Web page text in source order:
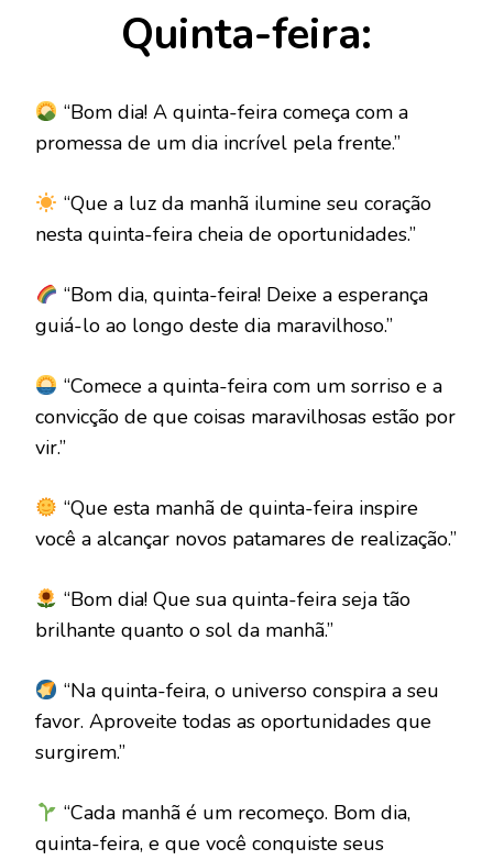
Quinta-feira:
“Bom dia! A quinta-feira começa com a
promessa de um dia incrível pela frente.”
“Que a luz da manhã ilumine seu coração
nesta quinta-feira cheia de oportunidades.”
“Bom dia, quinta-feira! Deixe a esperança
guiá-lo ao longo deste dia maravilhoso.”
“Comece a quinta-feira com um sorriso e a
convicção de que coisas maravilhosas estão por
vir.”
“Que esta manhã de quinta-feira inspire
você a alcançar novos patamares de realização.”
“Bom dia! Que sua quinta-feira seja tão
brilhante quanto o sol da manhã.”
“Na quinta-feira, o universo conspira a seu
favor. Aproveite todas as oportunidades que
surgirem.”
“Cada manhã é um recomeço. Bom dia,
quinta-feira, e que você conquiste seus